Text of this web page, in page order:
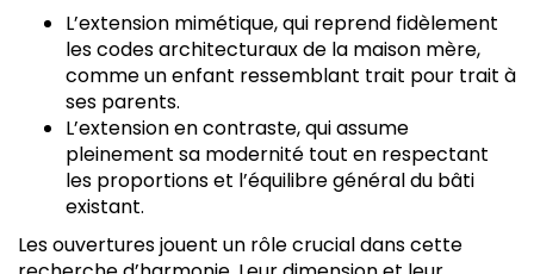
L’extension mimétique, qui reprend fidèlement
les codes architecturaux de la maison mère,
comme un enfant ressemblant trait pour trait à
ses parents.
L’extension en contraste, qui assume
pleinement sa modernité tout en respectant
les proportions et l’équilibre général du bâti
existant.
Les ouvertures jouent un rôle crucial dans cette